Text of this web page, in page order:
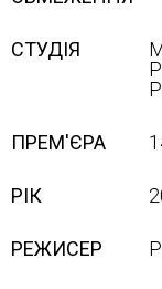
СТУДІЯ
ПРЕМ'ЄРА
РІК
РЕЖИСЕР